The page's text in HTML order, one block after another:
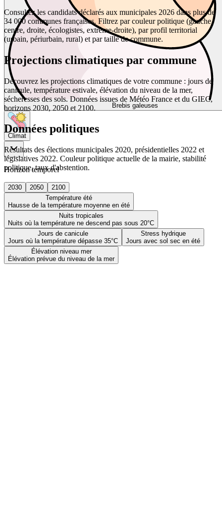
Brebis galeuses
Climat
Horizon temporel
2030 2050
2100
Température été
Hausse de la température moyenne en été
Nuits tropicales
Nuits où la température ne descend pas sous 20°C
Jours de canicule
Jours où la température dépasse 35°C
Stress hydrique
Jours avec sol sec en été
Élévation niveau mer
Élévation prévue du niveau de la mer
Consultez les candidats déclarés aux municipales 2026 dans plus de
34 000 communes françaises. Filtrez par couleur politique (gauche,
centre, droite, écologistes, extrême-droite), par profil territorial
(urbain, périurbain, rural) et par taille de commune.
Projections climatiques par commune
Découvrez les projections climatiques de votre commune : jours de
canicule, température estivale, élévation du niveau de la mer,
sécheresses des sols. Données issues de Météo France et du GIEC,
horizons 2030, 2050 et 2100.
Données politiques
Résultats des élections municipales 2020, présidentielles 2022 et
législatives 2022. Couleur politique actuelle de la mairie, stabilité
politique, taux d'abstention.